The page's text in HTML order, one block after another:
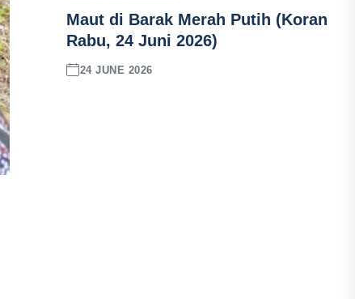
Maut di Barak Merah Putih (Koran
Rabu, 24 Juni 2026)
24 JUNE 2026